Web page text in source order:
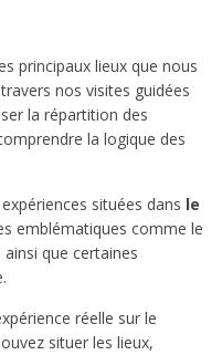
principaux lieux que nous
nos visites guidées
la répartition des
la logique des
situées dans le
emblématiques comme le
ainsi que certaines
réelle sur le
situer les lieux,